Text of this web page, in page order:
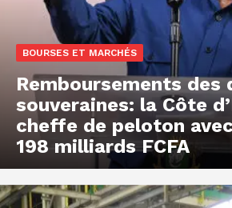
BOURSES ET MARCHÉS
Remboursements des
souveraines: la Côte
cheffe de peloton
198 milliards FCFA